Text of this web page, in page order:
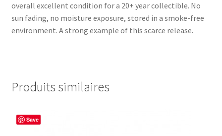
overall excellent condition for a 20+ year collectible. No
sun fading, no moisture exposure, stored in a smoke-free
environment. A strong example of this scarce release.
Produits similaires
Save